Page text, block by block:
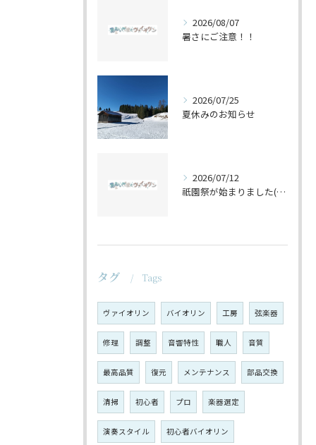
2026/08/07
暑さにご注意！！
2026/07/25
夏休みのお知らせ
2026/07/12
祇園祭が始まりました(^^♪
タグ Tags
ヴァイオリン バイオリン 工房 弦楽器
修理 調整 音響特性 職人 音質
最高品質 復元 メンテナンス 部品交換
清掃 初心者 プロ 楽器選定
演奏スタイル 初心者バイオリン